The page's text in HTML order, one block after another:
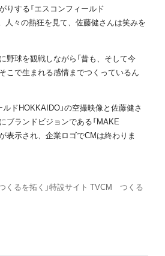
りする「エスコンフィールド
人々の熱狂を見て、佐藤健さんは笑みを
野球を観戦しながら「昔も、そして今
こで生まれる感情までつくっているん
ドHOKKAIDO」の空撮映像と佐藤健さ
ブランドビジョンである「MAKE
表示され、企業ロゴでCMは終わりま
くるを拓く」特設サイト TVCM つくる